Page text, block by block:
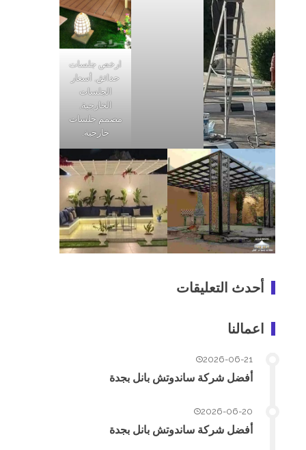
ارخص جلسات
حدائق, أسعار
الجلسات
الخارجية,
مصمم جلسات
خارجية,
أحدث التعليقات
اعمالنا
2026-06-21
أفضل شركة ساندوتش بانل بجدة
2026-06-20
أفضل شركة ساندوتش بانل بجدة